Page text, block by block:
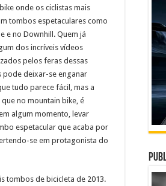
onde os ciclistas mais
tombos espetaculares como
e no Downhill. Quem já
dos incríveis vídeos
pelos feras dessas
pode deixar-se enganar
tudo parece fácil, mas a
no mountain bike, é
algum momento, levar
espetacular que acaba por
se em protagonista do
tombos de bicicleta de 2013.